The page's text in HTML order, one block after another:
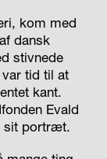
kom med
dansk
stivnede
tid til at
kant.
Evald
sit portræt.